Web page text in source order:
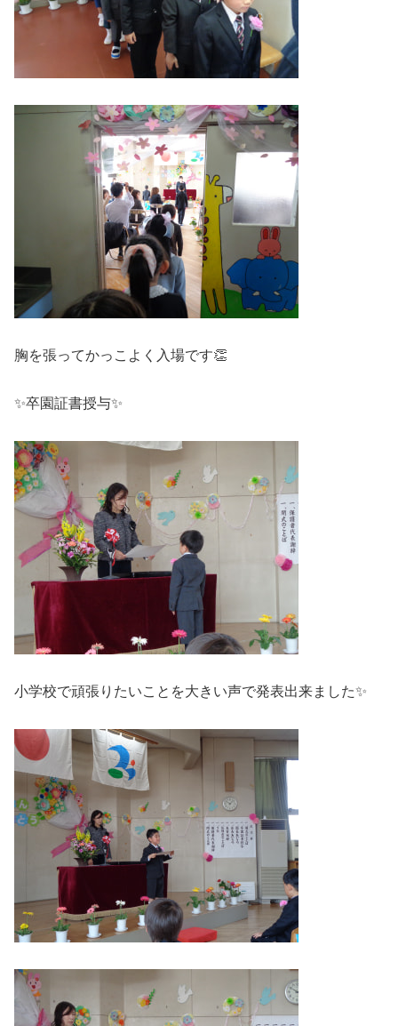
胸を張ってかっこよく入場です👏
✨卒園証書授与✨
小学校で頑張りたいことを大きい声で発表出来ました✨